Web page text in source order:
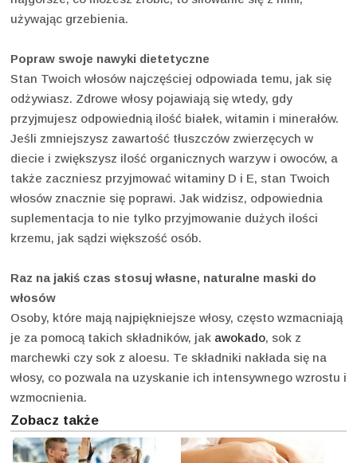
używając grzebienia.
Popraw swoje nawyki dietetyczne
Stan Twoich włosów najczęściej odpowiada temu, jak się
odżywiasz. Zdrowe włosy pojawiają się wtedy, gdy
przyjmujesz odpowiednią ilość białek, witamin i minerałów.
Jeśli zmniejszysz zawartość tłuszczów zwierzęcych w
diecie i zwiększysz ilość organicznych warzyw i owoców, a
także zaczniesz przyjmować witaminy D i E, stan Twoich
włosów znacznie się poprawi. Jak widzisz, odpowiednia
suplementacja to nie tylko przyjmowanie dużych ilości
krzemu, jak sądzi większość osób.
Raz na jakiś czas stosuj własne, naturalne maski do
włosów
Osoby, które mają najpiękniejsze włosy, często wzmacniają
je za pomocą takich składników, jak awokado, sok z
marchewki czy sok z aloesu. Te składniki nakłada się na
włosy, co pozwala na uzyskanie ich intensywnego wzrostu i
wzmocnienia.
Zobacz także